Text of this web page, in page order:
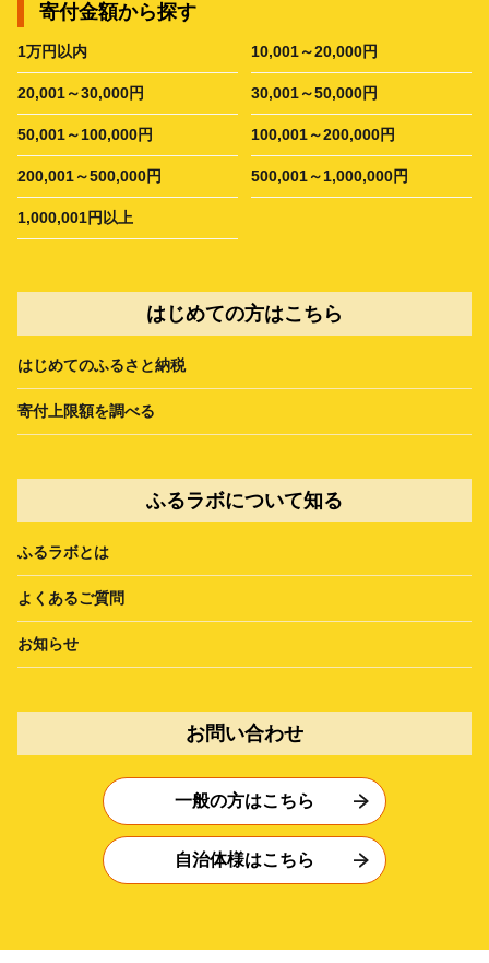
寄付金額から探す
1万円以内 10,001～20,000円
20,001～30,000円 30,001～50,000円
50,001～100,000円 100,001～200,000円
200,001～500,000円 500,001～1,000,000円
1,000,001円以上
はじめての方はこちら
はじめてのふるさと納税
寄付上限額を調べる
ふるラボについて知る
ふるラボとは
よくあるご質問
お知らせ
お問い合わせ
一般の方はこちら
自治体様はこちら